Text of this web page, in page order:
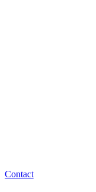
Contact